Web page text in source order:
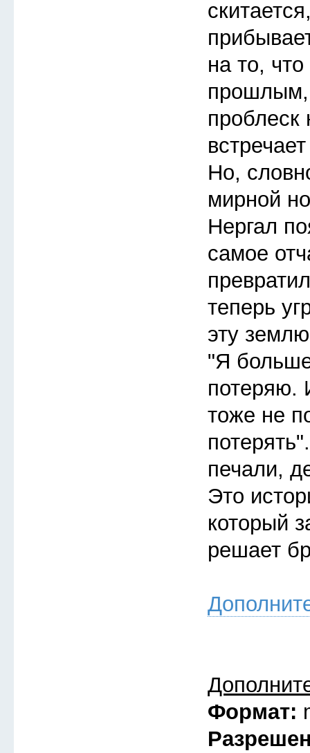
на то,
прошлым,
проблеск
Но,
мирной
Нергал
самое
теперь
эту
"Я больше
потеряю.
тоже не
печали,
Это
который
решает
Формат: